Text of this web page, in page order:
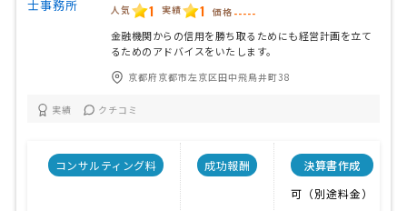
人気 1 実績 1 価格 -----
金融機関からの信用を勝ち取るためにも経営計画を立て
るためのアドバイスをいたします。
京都府京都市左京区田中飛鳥井町38
実績 クチコミ
コンサルティング料 成功報酬
決算書作成
可（別途料金）